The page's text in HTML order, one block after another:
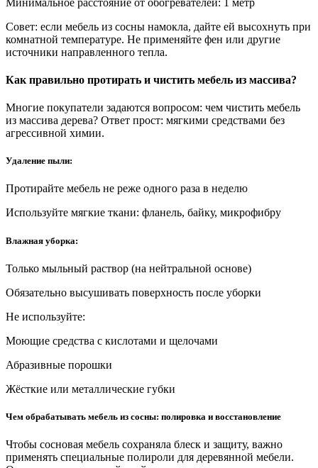
Совет: если мебель из сосны намокла, дайте ей высохнуть при
комнатной температуре. Не применяйте фен или другие
источники направленного тепла.
Как правильно протирать и чистить мебель из массива?
Многие покупатели задаются вопросом: чем чистить мебель
из массива дерева? Ответ прост: мягкими средствами без
агрессивной химии.
Удаление пыли:
Протирайте мебель не реже одного раза в неделю
Используйте мягкие ткани: фланель, байку, микрофибру
Влажная уборка:
Только мыльный раствор (на нейтральной основе)
Обязательно высушивать поверхность после уборки
Не используйте:
Моющие средства с кислотами и щелочами
Абразивные порошки
Жёсткие или металлические губки
Чем обрабатывать мебель из сосны: полировка и восстановление
Чтобы сосновая мебель сохраняла блеск и защиту, важно
применять специальные полироли для деревянной мебели.